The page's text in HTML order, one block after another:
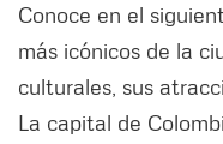
Conoce en el
más icónicos de la
culturales, sus
La capital de